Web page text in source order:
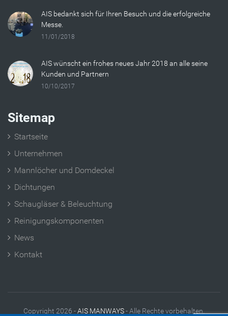
AIS bedankt sich für Ihren Besuch und die erfolgreiche
Messe.
11/01/2018
AIS wünscht ein frohes neues Jahr 2018 an alle seine
Kunden und Partnern
10/10/2017
Sitemap
Startseite
Unternehmen
Mannlöcher und Domdeckel
Dichtungen
Schaugläser & Beleuchtung
Reinigungskomponenten
News
Kontakt
Copyright 2026 -AIS MANWAYS- Alle Rechte vorbehalten.